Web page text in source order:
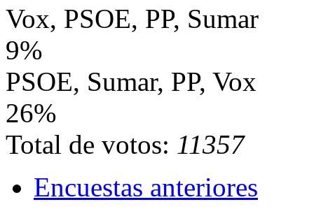
Vox, PSOE, PP, Sumar
9%
PSOE, Sumar, PP, Vox
26%
Total de votos: 11357
Encuestas anteriores